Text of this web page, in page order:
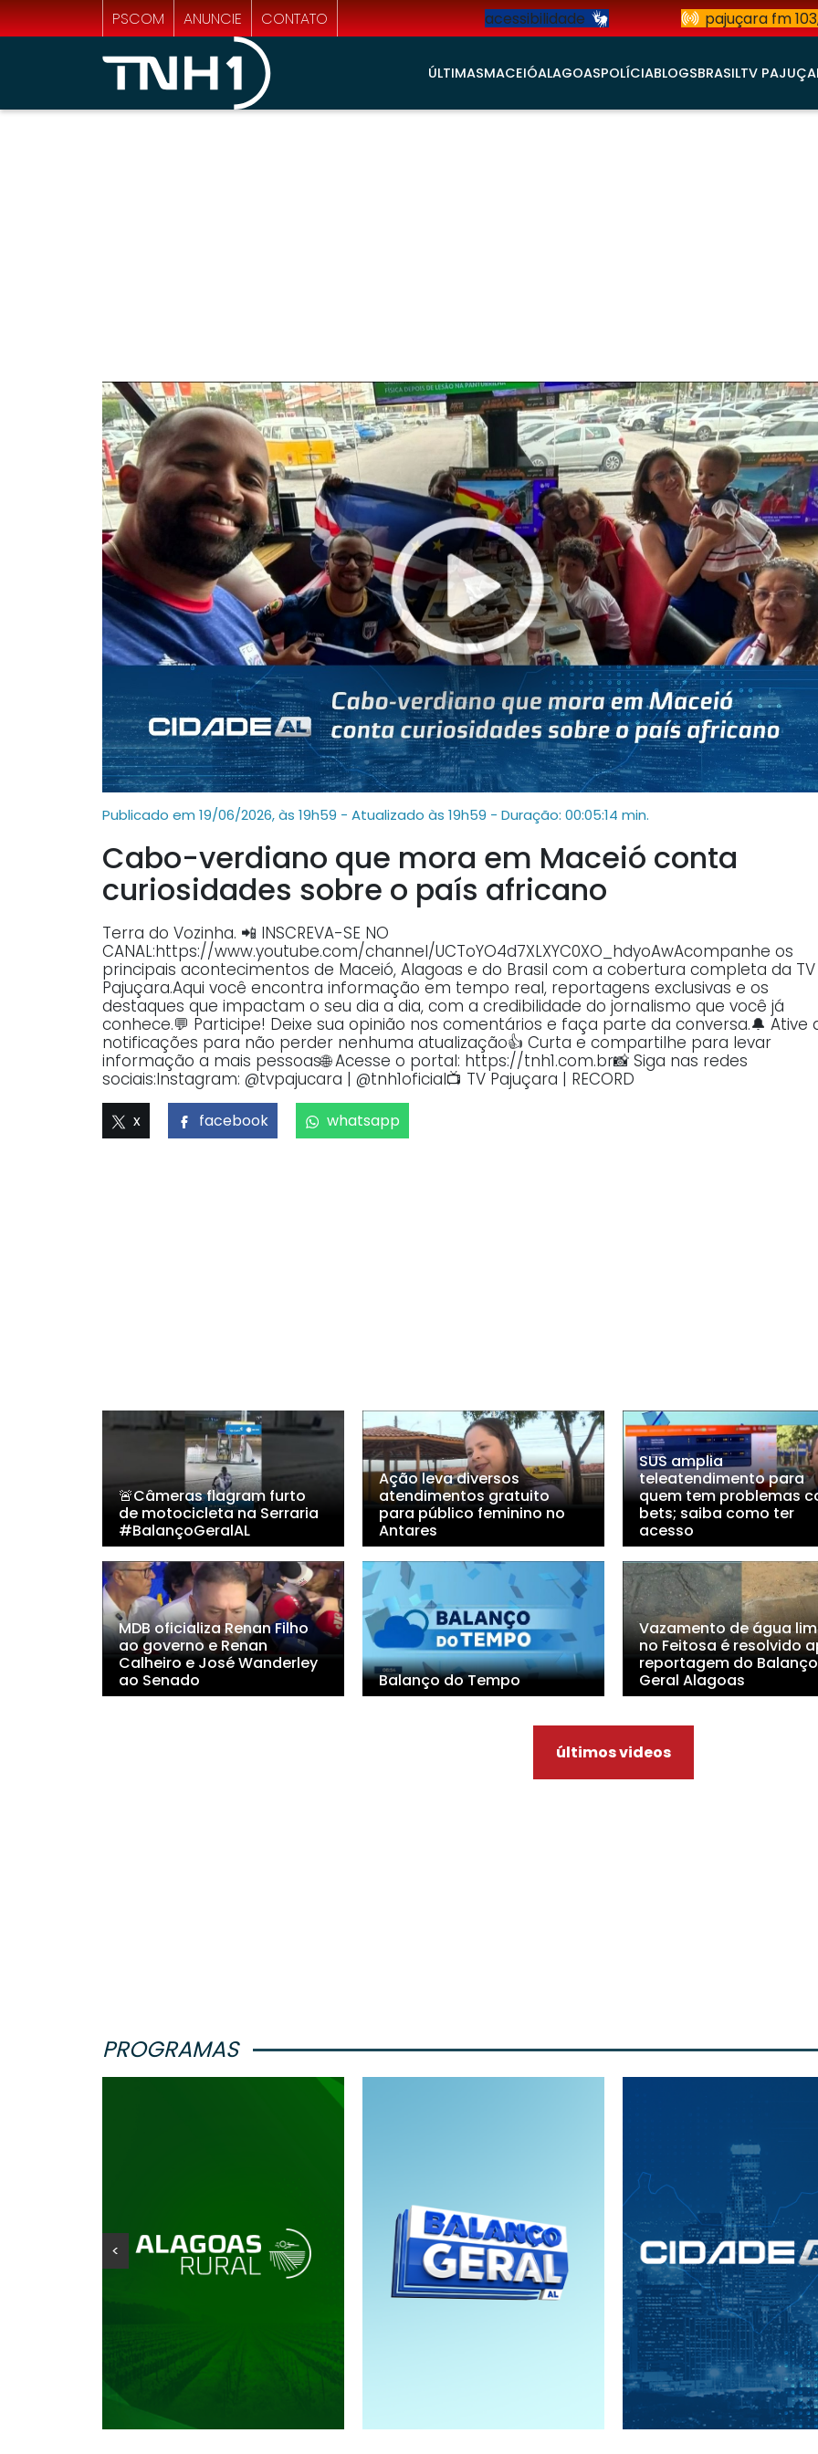
PSCOM ANUNCIE CONTATO acessibilidade pajuçara fm
ÚLTIMASMACEIÓALAGOASPOLÍCIABLOGSBRASILTV
Publicado em 19/06/2026, às 19h59 - Atualizado às 19h59 - Duração: 00:05:14 min.
Cabo-verdiano que mora em Maceió conta
curiosidades sobre o país africano
Terra do Vozinha. 📲 INSCREVA-SE NO
CANAL:https://www.youtube.com/channel/UCToYO4d7XLXYC0XO_hdyoAwAcompanhe os
principais acontecimentos de Maceió, Alagoas e do Brasil com a cobertura completa da TV
Pajuçara.Aqui você encontra informação em tempo real, reportagens exclusivas e os
destaques que impactam o seu dia a dia, com a credibilidade do jornalismo que você já
conhece.💬 Participe! Deixe sua opinião nos comentários e faça parte da conversa.🔔 Ative
notificações para não perder nenhuma atualização👍 Curta e compartilhe para levar
informação a mais pessoas🌐 Acesse o portal: https://tnh1.com.br📸 Siga nas redes
sociais:Instagram: @tvpajucara | @tnh1oficial📺 TV Pajuçara | RECORD
x facebook whatsapp
🚨Câmeras flagram furto
de motocicleta na Serraria
#BalançoGeralAL
Ação leva diversos
atendimentos gratuito
para público feminino no
Antares
SUS amplia
teleatendimento para
quem tem problemas
bets; saiba como ter
acesso
MDB oficializa Renan Filho
ao governo e Renan
Calheiro e José Wanderley
ao Senado
Balanço do Tempo
Vazamento de água
no Feitosa é resolvido
reportagem do Balanço
Geral Alagoas
últimos videos
PROGRAMAS
<